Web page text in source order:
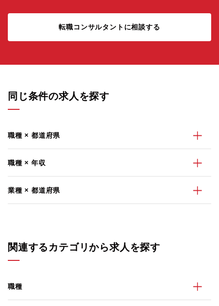
転職コンサルタントに相談する
同じ条件の求人を探す
職種 × 都道府県
職種 × 年収
業種 × 都道府県
関連するカテゴリから求人を探す
職種